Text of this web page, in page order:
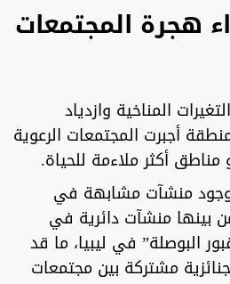
هجرة المجتمعات
المناخية وازدياد
أجبرت المجتمعات الرعوية
أكثر ملاءمة للحياة.
وجود منشآت مشابهة في
بينها منشآت دائرية في
البوصلة” في ليبيا، ما قد
مشتركة بين مجتمعات